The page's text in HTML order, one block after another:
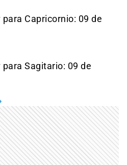
Capricornio: 09 de
Sagitario: 09 de